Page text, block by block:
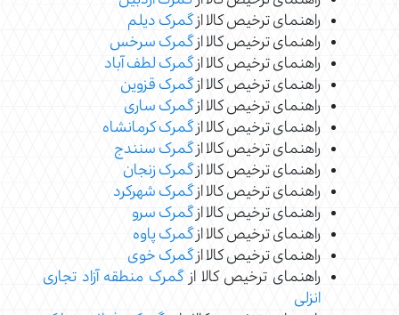
راهنمای ترخیص کالا ازگمرک دیلم
راهنمای ترخیص کالا ازگمرک سرخس
راهنمای ترخیص کالا ازگمرک لطف آباد
راهنمای ترخیص کالا ازگمرک قزوین
راهنمای ترخیص کالا ازگمرک ساری
راهنمای ترخیص کالا ازگمرک کرمانشاه
راهنمای ترخیص کالا ازگمرک سنندج
راهنمای ترخیص کالا ازگمرک زنجان
راهنمای ترخیص کالا ازگمرک شهرکرد
راهنمای ترخیص کالا ازگمرک سرو
راهنمای ترخیص کالا ازگمرک پاوه
راهنمای ترخیص کالا ازگمرک خوی
راهنمای ترخیص کالا ازگمرک منطقه آزاد تجاری
انزلی